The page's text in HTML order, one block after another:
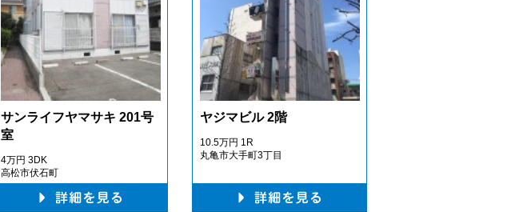
サンライフヤマサキ 201号
室
4万円 3DK
高松市伏石町
ヤジマビル 2階
10.5万円 1R
丸亀市大手町3丁目